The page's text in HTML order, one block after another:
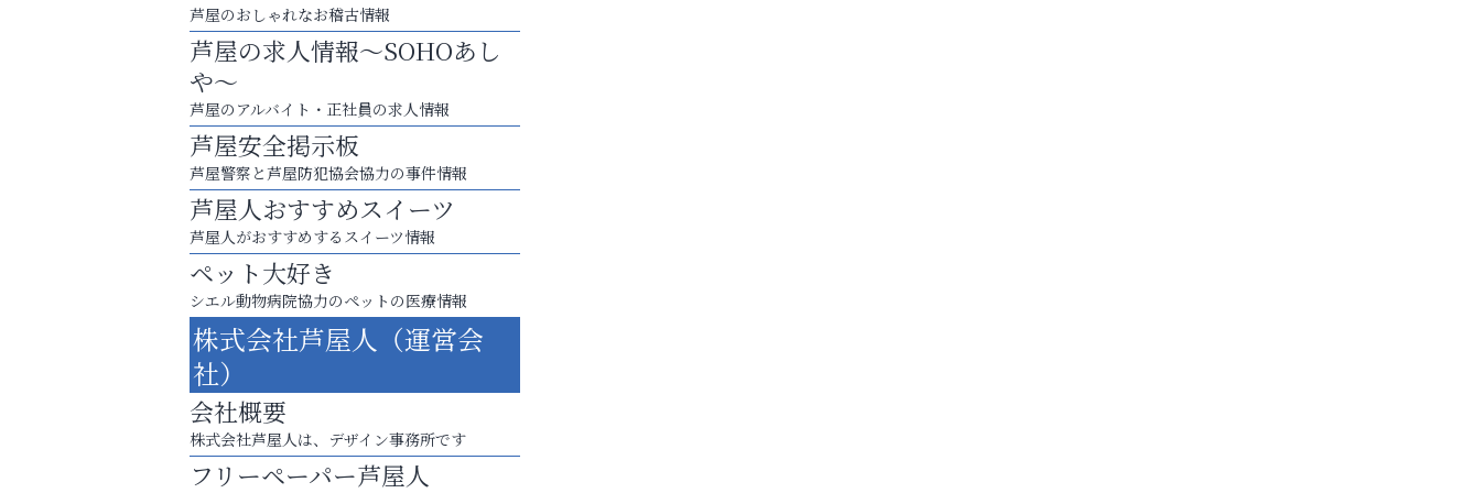
あなたらしく奏でる、音楽の時間
アクイール芦屋店
芦屋のおしゃれなお稽古情報
芦屋の求人情報～SOHOあし
や～
芦屋のアルバイト・正社員の求人情報
芦屋安全掲示板
芦屋警察と芦屋防犯協会協力の事件情報
芦屋人おすすめスイーツ
芦屋人がおすすめするスイーツ情報
ペット大好き
シエル動物病院協力のペットの医療情報
株式会社芦屋人（運営会
社）
会社概要
株式会社芦屋人は、デザイン事務所です
フリーペーパー芦屋人